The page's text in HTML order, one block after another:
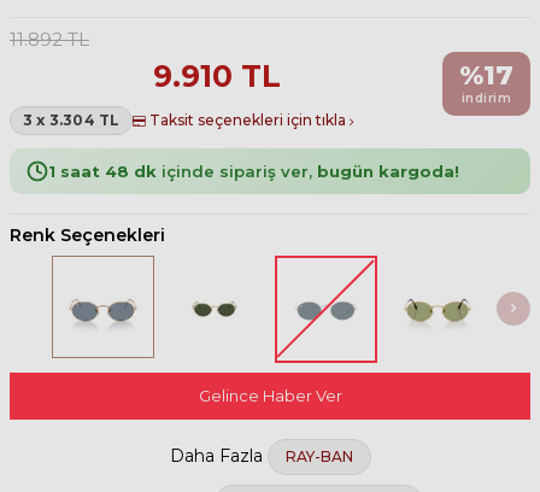
11.892TL
9.910 TL
3 x 3.304 TL Taksit seçenekleri için tıkla
%17
indirim
1 saat 48 dk içinde sipariş ver, bugün kargoda!
Renk Seçenekleri
Gelince Haber Ver
Daha Fazla RAY-BAN